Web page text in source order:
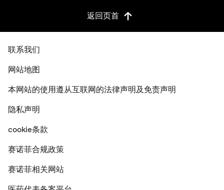
返回页首
联系我们
网站地图
本网站的使用遵从互联网的法律声明及免责声明
隐私声明
cookie条款
赛诺菲合规政策
赛诺菲相关网站